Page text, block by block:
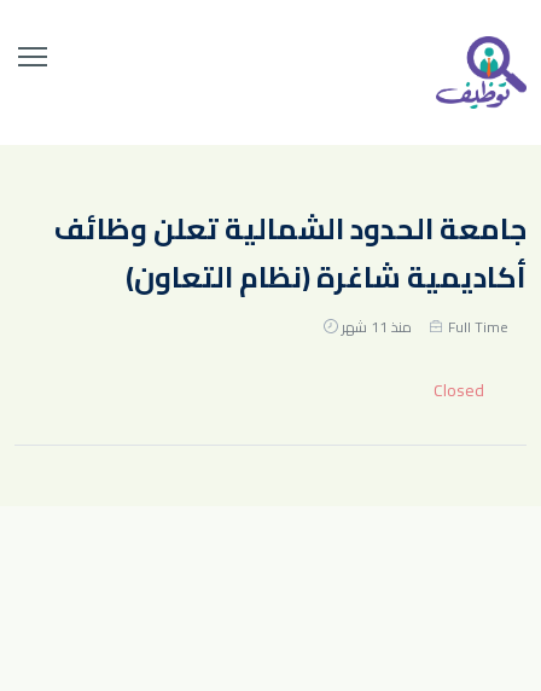
جامعة الحدود الشمالية تعلن وظائف
أكاديمية شاغرة (نظام التعاون)
Full Time منذ 11 شهر
Closed